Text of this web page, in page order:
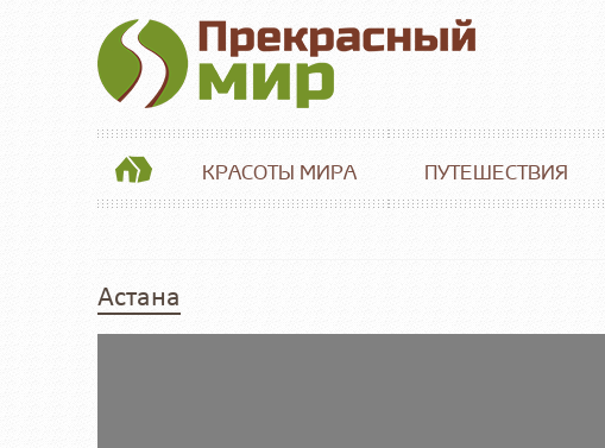
КРАСОТЫ МИРА ПУТЕШЕСТВИЯ
Астана